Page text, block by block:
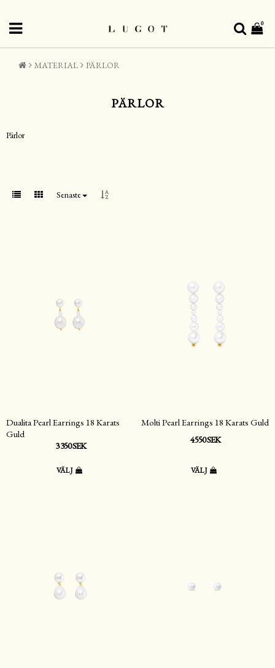
0
MATERIAL PÄRLOR
PÄRLOR
Pärlor
Senaste
Dualita Pearl Earrings 18 Karats
Guld
3 350 SEK
VÄLJ
Molti Pearl Earrings 18 Karats Guld
4 550 SEK
VÄLJ